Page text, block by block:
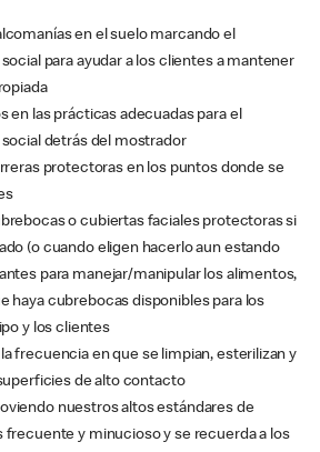
en el suelo marcando el
para ayudar a los clientes a mantener
en las prácticas adecuadas para el
detrás del mostrador
protectoras en los puntos donde se
o cubiertas faciales protectoras si
(o cuando eligen hacerlo aun estando
para manejar/manipular los alimentos,
haya cubrebocas disponibles para los
y los clientes
frecuencia en que se limpian, esterilizan y
de alto contacto
nuestros altos estándares de
frecuente y minucioso y se recuerda a los